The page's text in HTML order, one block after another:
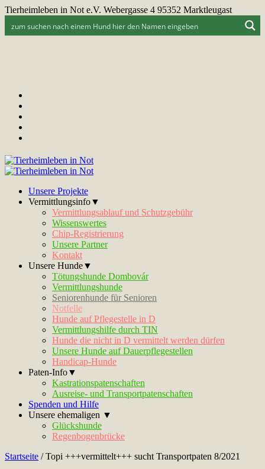
Tierheimleben in Not e.V. Webergasse 4 95352 Marktleugast
Unsere Projekte
Vermittlungsinfo▼
Vermittlungsablauf und Schutzgebühr
Wissenswertes
Chip-Registrierung
Unsere Partner
Kontakt
Unsere Hunde▼
Tötungshunde Dombovár
Vermittlungshunde
Seniorenhunde für Senioren
Notfelle
Hunde auf Pflegestelle in D
Vermittlungshilfe durch TIN
Hunde die nicht in D vermittelt werden dürfen
Unsere Hunde auf Dauerpflegestellen
Handicap-Hunde
Paten-Info▼
Kastrationspatenschaften
Ausreise- und Transportpatenschaften
Spenden und Hilfe
Unsere ehemaligen ▼
Glückshunde
Regenbogenbrücke
Startseite /Topi +++vermittelt+++ sucht Transportpaten 8/2021